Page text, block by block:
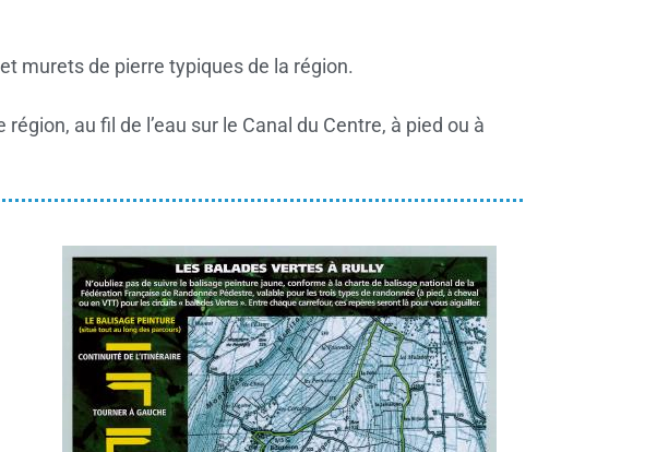
murets de pierre typiques de la région.
au fil de l’eau sur le Canal du Centre, à pied ou à